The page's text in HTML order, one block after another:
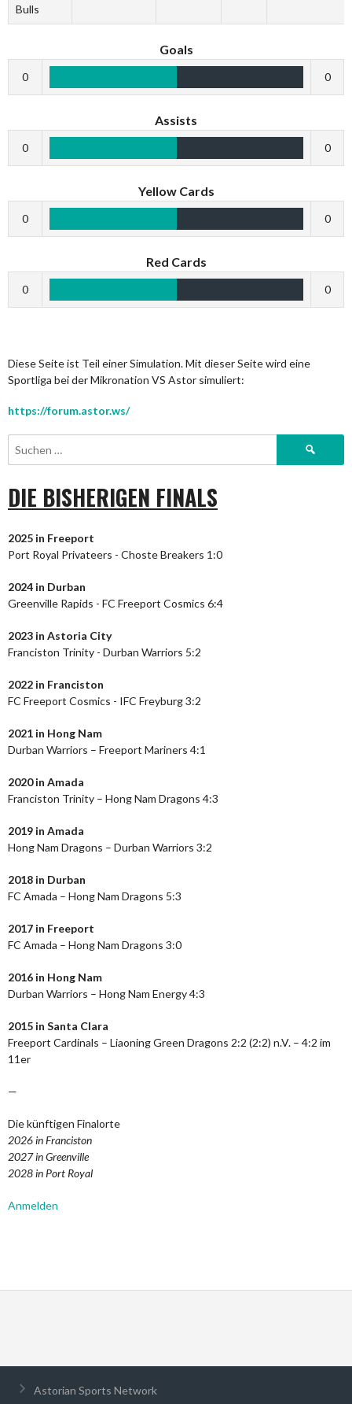
Bulls
Goals
0 0
Assists
0 0
Yellow Cards
0 0
Red Cards
0 0
Diese Seite ist Teil einer Simulation. Mit dieser Seite wird eine
Sportliga bei der Mikronation VS Astor simuliert:
https://forum.astor.ws/
Suchen
DIE BISHERIGEN FINALS
2025 in Freeport
Port Royal Privateers - Choste Breakers 1:0
2024 in Durban
Greenville Rapids - FC Freeport Cosmics 6:4
2023 in Astoria City
Franciston Trinity - Durban Warriors 5:2
2022 in Franciston
FC Freeport Cosmics - IFC Freyburg 3:2
2021 in Hong Nam
Durban Warriors – Freeport Mariners 4:1
2020 in Amada
Franciston Trinity – Hong Nam Dragons 4:3
2019 in Amada
Hong Nam Dragons – Durban Warriors 3:2
2018 in Durban
FC Amada – Hong Nam Dragons 5:3
2017 in Freeport
FC Amada – Hong Nam Dragons 3:0
2016 in Hong Nam
Durban Warriors – Hong Nam Energy 4:3
2015 in Santa Clara
Freeport Cardinals – Liaoning Green Dragons 2:2 (2:2) n.V. – 4:2 im
11er
—
Die künftigen Finalorte
2026 in Franciston
2027 in Greenville
2028 in Port Royal
Anmelden
Astorian Sports Network